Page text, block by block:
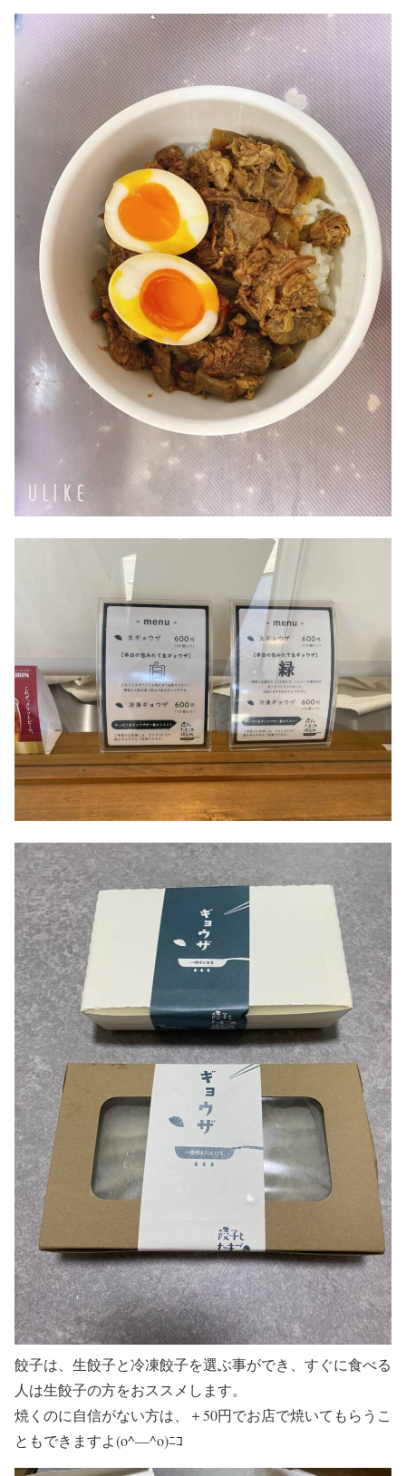
餃子は、生餃子と冷凍餃子を選ぶ事ができ、すぐに食べる
人は生餃子の方をおススメします。
焼くのに自信がない方は、＋50円でお店で焼いてもらうこ
ともできますよ(o^―^o)ﾆｺ